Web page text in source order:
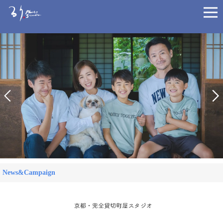
News&Campaign